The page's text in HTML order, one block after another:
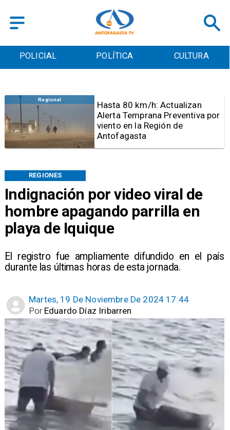
POLICIAL POLÍTICA CULTURA
Indignación por video viral de
hombre apagando parrilla en
playa de Iquique
El registro fue ampliamente difundido en el país
durante las últimas horas de esta jornada.
REGIONES
Martes, 19 De Noviembre De 2024 17:44
Eduardo Díaz Iribarren
Por
Antofagasta
Detienen a sujeto por iniciar
quema para sacar cables
eléctricos en el sector norte de
Antofagasta